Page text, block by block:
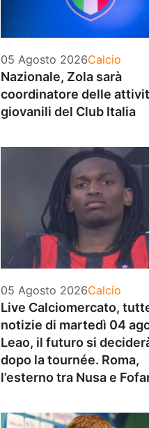
05 Agosto 2026Categorie
Calcio
Nazionale, Zola sarà
coordinatore delle
giovanili del Club Italia
05 Agosto 2026Categorie
Calcio
Live Calciomercato,
notizie di martedì 04
Leao, il futuro si
dopo la tournée. Roma,
l’esterno tra Nusa e